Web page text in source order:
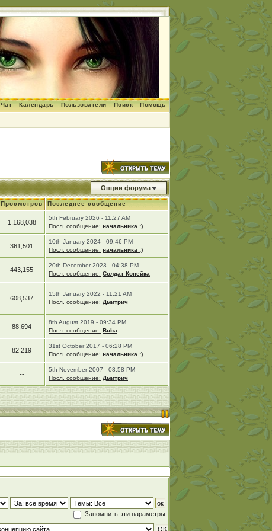
Помощь
Поиск
Пользователи
Календарь
Чат
Опции форума
Просмотров Последнее сообщение
1,168,038
5th February 2026 - 11:27 AM
Посл. сообщение: начальника :)
361,501
10th January 2024 - 09:46 PM
Посл. сообщение: начальника :)
443,155
20th December 2023 - 04:38 PM
Посл. сообщение: Солдат Копейка
608,537
15th January 2022 - 11:21 AM
Посл. сообщение: Дмитрич
88,694
8th August 2019 - 09:34 PM
Посл. сообщение: Buba
82,219
31st October 2017 - 06:28 PM
Посл. сообщение: начальника :)
--
5th November 2007 - 08:58 PM
Посл. сообщение: Дмитрич
Запомнить эти параметры